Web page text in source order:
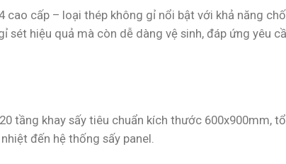
cao cấp – loại thép không gỉ nổi bật với khả năng
hiệu quả mà còn dễ dàng vệ sinh, đáp ứng yêu
tầng khay sấy tiêu chuẩn kích thước 600x900mm,
đến hệ thống sấy panel.